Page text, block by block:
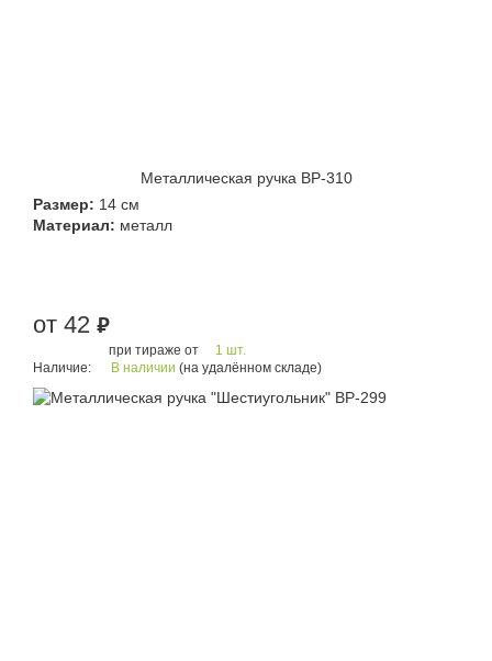
Металлическая ручка BP-310
Размер: 14 см
Материал: металл
от 42 руб.
при тираже от
1 шт.
Наличие:
В наличии (на удалённом складе)